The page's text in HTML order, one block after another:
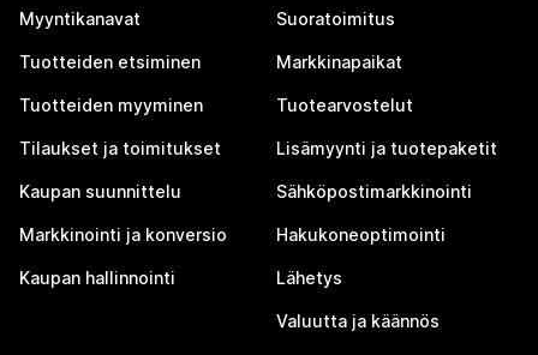
Myyntikanavat
Tuotteiden etsiminen
Tuotteiden myyminen
Tilaukset ja toimitukset
Kaupan suunnittelu
Markkinointi ja konversio
Kaupan hallinnointi
Suoratoimitus
Markkinapaikat
Tuotearvostelut
Lisämyynti ja tuotepaketit
Sähköpostimarkkinointi
Hakukoneoptimointi
Lähetys
Valuutta ja käännös